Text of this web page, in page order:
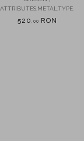
ATTRIBUTES.METAL.TYPE.
520 , 00 RON